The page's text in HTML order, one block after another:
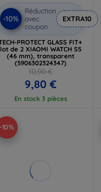
-10%
Réduction
avec
coupon
EXTRA10
PROTECT GLASS FIT+
lot de 2 XIAOMI WATCH S5
(46 mm), transparent
(5906302324347)
10,90 €
9,80 €
En stock 3 pièces
-10%